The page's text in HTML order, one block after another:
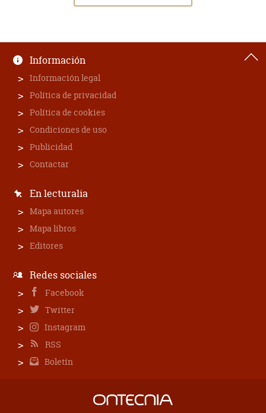
Información
Información legal
Política de privacidad
Política de cookies
Condiciones de uso
Publicidad
Contactar
En lecturalia
Mapa autores
Mapa libros
Editores
Redes sociales
Facebook
Twitter
Instagram
RSS
Boletín